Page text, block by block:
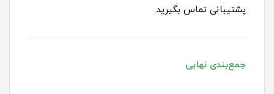
پشتیبانی تماس بگیرید.
جمع‌بندی نهایی